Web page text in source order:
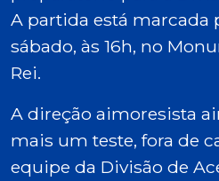
A partida está marcada
sábado, às 16h, no
Rei.
A direção aimoresista
mais um teste, fora de
equipe da Divisão de